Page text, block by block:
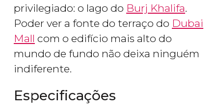
privilegiado: o lago do Burj Khalifa.
Poder ver a fonte do terraço do Dubai
Mall com o edifício mais alto do
mundo de fundo não deixa ninguém
indiferente.
Especificações